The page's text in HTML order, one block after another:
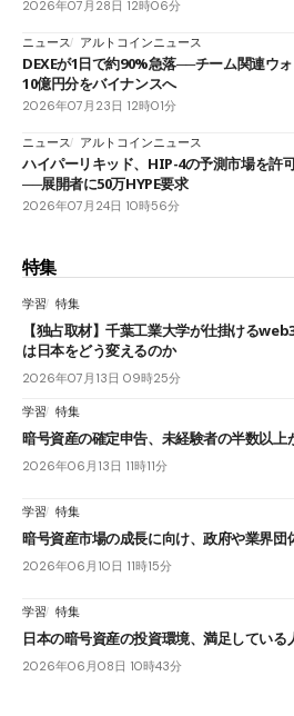
2026年07月28日 12時06分
ニュース アルトコインニュース
DEXEが1日で約90%急落──チーム関連ウ
10億円分をバイナンスへ
2026年07月23日 12時01分
ニュース アルトコインニュース
ハイパーリキッド、HIP-4の予測市場を許
──展開者に50万HYPE要求
2026年07月24日 10時56分
特集
学習 特集
【独占取材】千葉工業大学が仕掛ける
は日本をどう変えるのか
2026年07月13日 09時25分
学習 特集
暗号資産の確定申告、未経験者の半数以上
2026年06月13日 11時11分
学習 特集
暗号資産市場の成長に向け、政府や業界団
2026年06月10日 11時15分
学習 特集
日本の暗号資産の投資環境、満足している
2026年06月08日 10時43分